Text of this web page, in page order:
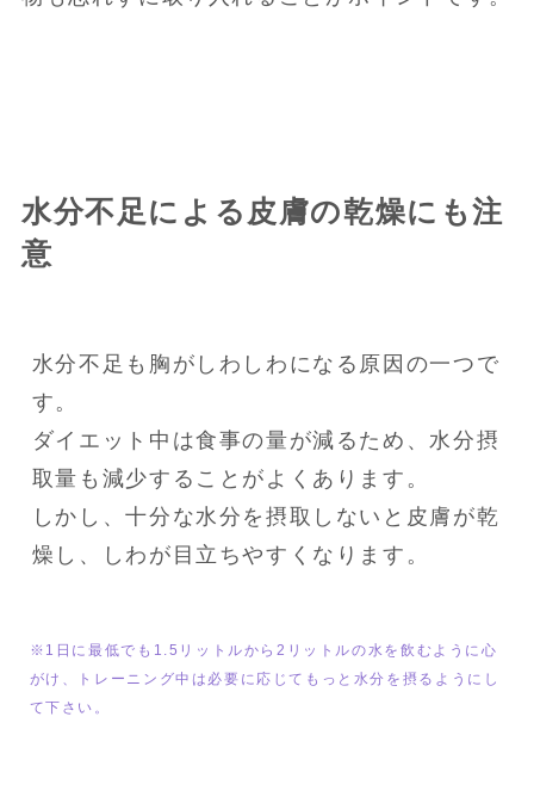
水分不足による皮膚の乾燥にも注
意
水分不足も胸がしわしわになる原因の一つで
す。
ダイエット中は食事の量が減るため、水分摂
取量も減少することがよくあります。
しかし、十分な水分を摂取しないと皮膚が乾
燥し、しわが目立ちやすくなります。
※1日に最低でも1.5リットルから2リットルの水を飲むように心
がけ、トレーニング中は必要に応じてもっと水分を摂るようにし
て下さい。